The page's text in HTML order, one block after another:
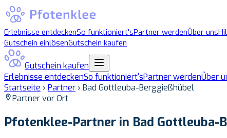
Erlebnisse entdeckenSo funktioniert'sPartner werdenÜber uns
Gutschein einlösenGutschein kaufen
Gutschein kaufen
Erlebnisse entdeckenSo funktioniert'sPartner werdenÜber
Startseite › Partner › Bad Gottleuba-Berggießhübel
Partner vor Ort
Pfotenklee-Partner in Bad Gottleuba-